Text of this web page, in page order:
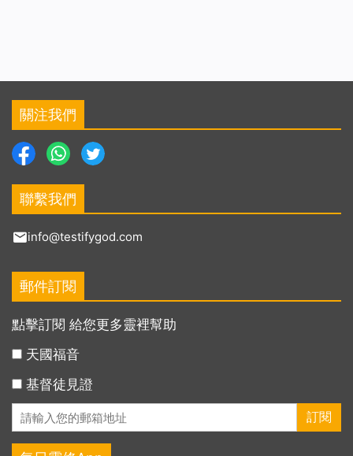
關注我們
聯繫我們
info@testifygod.com
郵件訂閱
點擊訂閱 給您更多靈裡幫助
天國福音
基督徒見證